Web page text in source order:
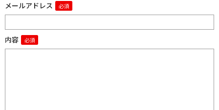
メールアドレス
内容